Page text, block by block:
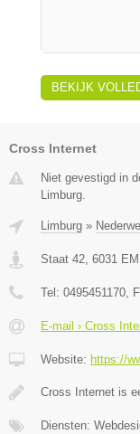
BEKIJK
Cross Internet
Niet gevestigd in
Limburg.
Limburg »
Staat 42 6031 EM
Tel: 0495451170 ,
E-mail › Cross
Website: https://
Cross Internet is
Diensten: